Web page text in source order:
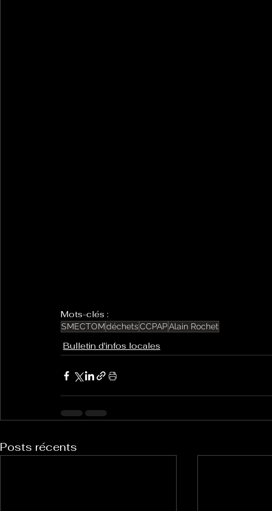
Mots-clés :
SMECTOMdéchetsCCPAPAlain Rochet
Bulletin d'infos locales
Posts récents